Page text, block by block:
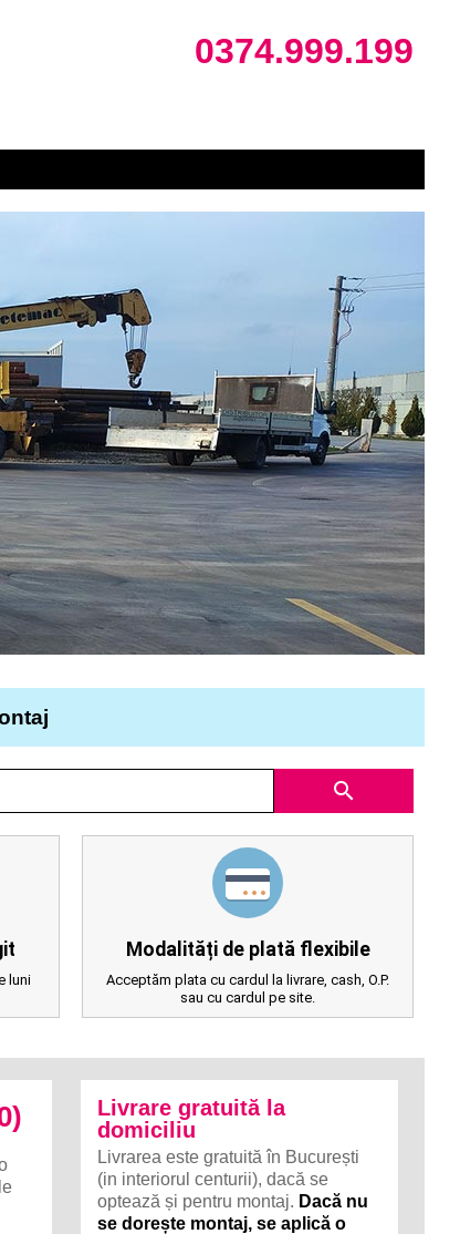
0374.999.199
search
luni
Modalități de plată flexibile
Acceptăm plata cu cardul la livrare, cash, O.P.
sau cu cardul pe site.
Livrare gratuită la
domiciliu
Livrarea este gratuită în București
(in interiorul centurii), dacă se
optează și pentru montaj. Dacă nu
se dorește montaj, se aplică o